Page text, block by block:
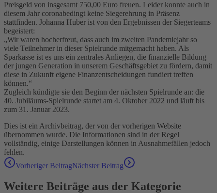
Preisgeld von insgesamt 750,00 Euro freuen. Leider konnte auch in
diesem Jahr coronabedingt keine Siegerehrung in Präsenz
stattfinden. Johanna Huber ist von den Ergebnissen der Siegerteams
begeistert:
„Wir waren hocherfreut, dass auch im zweiten Pandemiejahr so
viele Teilnehmer in dieser Spielrunde mitgemacht haben. Als
Sparkasse ist es uns ein zentrales Anliegen, die finanzielle Bildung
der jungen Generation in unserem Geschäftsgebiet zu fördern, damit
diese in Zukunft eigene Finanzentscheidungen fundiert treffen
können.“
Zugleich kündigte sie den Beginn der nächsten Spielrunde an: die
40. Jubiläums-Spielrunde startet am 4. Oktober 2022 und läuft bis
zum 31. Januar 2023.
Dies ist ein Archivbeitrag, der von der vorherigen Website
übernommen wurde. Die Informationen sind in der Regel
vollständig, einige Darstellungen können in Ausnahmefällen jedoch
fehlen.
Vorheriger BeitragNächster Beitrag
Weitere Beiträge aus der Kategorie